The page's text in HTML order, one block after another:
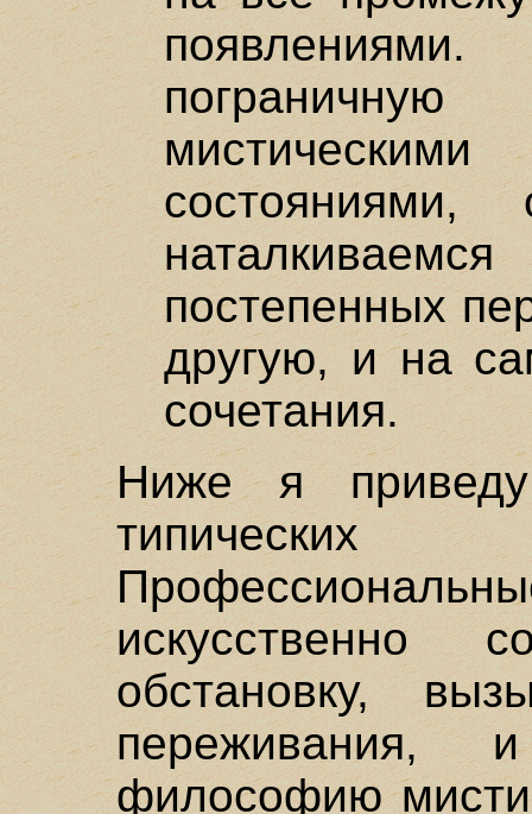
постепенных
другую, и на
сочетания.
Ниже я приведу
искусственно
обстановку,
философию